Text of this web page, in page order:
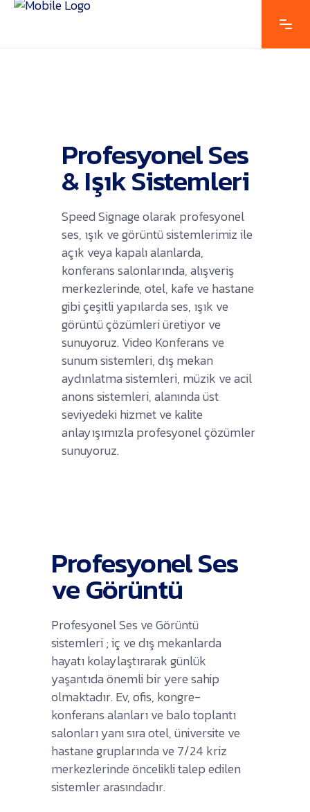
SES & IŞIK
Profesyonel Ses
& Işık Sistemleri
Speed Signage olarak profesyonel
ses, ışık ve görüntü sistemlerimiz ile
açık veya kapalı alanlarda,
konferans salonlarında, alışveriş
merkezlerinde, otel, kafe ve hastane
gibi çeşitli yapılarda ses, ışık ve
görüntü çözümleri üretiyor ve
sunuyoruz. Video Konferans ve
sunum sistemleri, dış mekan
aydınlatma sistemleri, müzik ve acil
anons sistemleri, alanında üst
seviyedeki hizmet ve kalite
anlayışımızla profesyonel çözümler
sunuyoruz.
Profesyonel Ses
ve Görüntü
Profesyonel Ses ve Görüntü
sistemleri ; iç ve dış mekanlarda
hayatı kolaylaştırarak günlük
yaşantıda önemli bir yere sahip
olmaktadır. Ev, ofis, kongre-
konferans alanları ve balo toplantı
salonları yanı sıra otel, üniversite ve
hastane gruplarında ve 7/24 kriz
merkezlerinde öncelikli talep edilen
sistemler arasındadır.